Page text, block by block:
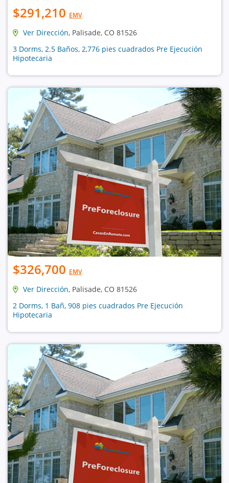
$291,210 EMV
Ver Dirección, Palisade, CO 81526
3 Dorms, 2.5 Baños, 2,776 pies cuadrados Pre Ejecución
Hipotecaria
$326,700 EMV
Ver Dirección, Palisade, CO 81526
2 Dorms, 1 Bañ, 908 pies cuadrados Pre Ejecución
Hipotecaria